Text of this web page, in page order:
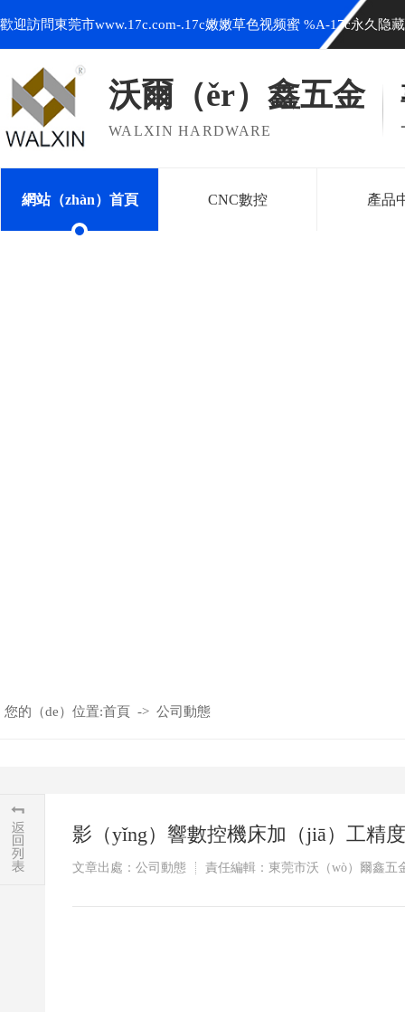
歡迎訪問東莞市www.17c.com-.17c嫩嫩草色视频蜜 %A-17c永久隐
沃爾（ěr）鑫五金
WALXIN HARDWARE
網站（zhàn）首頁 CNC數控 產品
您的（de）位置:首頁 -> 公司動態
影（yǐng）響數控機床加（jiā）工精
文章出處：公司動態 責任編輯：東莞市沃（wò）爾鑫五